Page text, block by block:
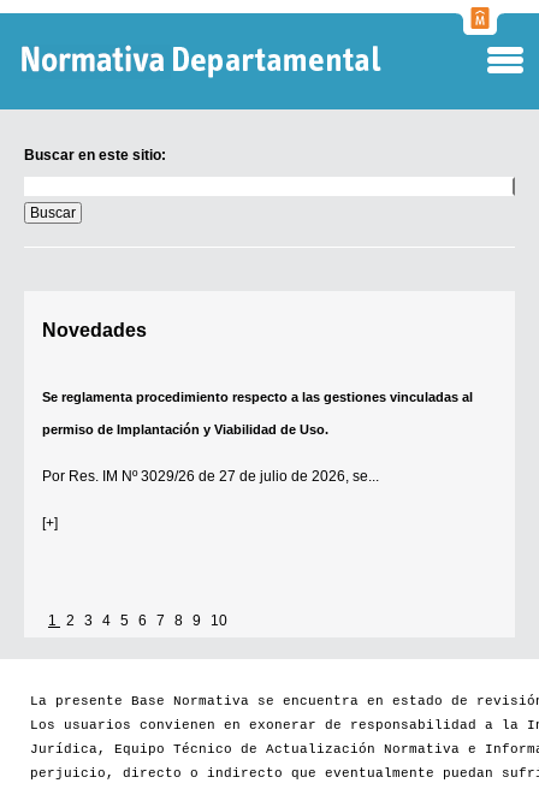
Buscar en este sitio:
en
este
sitio:
Novedades
Se reglamenta procedimiento respecto a las gestiones vinculadas al
permiso de Implantación y Viabilidad de Uso.
Por Res. IM Nº 3029/26 de 27 de julio de 2026, se...
[+]
1 2 3 4 5 6 7 8 9 10
La presente Base Normativa se encuentra en estado de
Los usuarios convienen en exonerar de responsabilidad a la
Jurídica, Equipo Técnico de Actualización Normativa e
perjuicio, directo o indirecto que eventualmente puedan